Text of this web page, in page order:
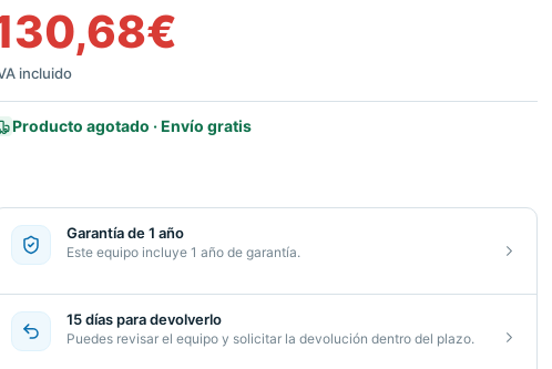
€
incluido
Producto agotado · Envío gratis
Garantía de 1 año
Este equipo incluye 1 año de garantía.
15 días para devolverlo
Puedes revisar el equipo y solicitar la devolución dentro del plazo.